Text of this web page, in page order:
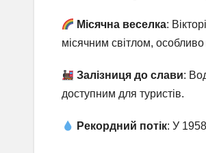
Місячна веселка:
місячним світлом,
Залізниця до слави:
доступним для туристів.
Рекордний потік: У